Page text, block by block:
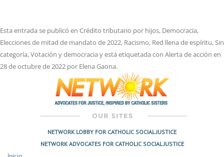
Esta entrada se publicó en Crédito tributario por hijos, Democracia,
Elecciones de mitad de mandato de 2022, Racismo, Red llena de espíritu,Sin
categoría,Votación y democracia y está etiquetada con Alerta de acción en
28 de octubre de 2022 por Elena Gaona.
NETWORK LOBBY FOR CATHOLIC SOCIAL JUSTICE
NETWORK ADVOCATES FOR CATHOLIC SOCIAL JUSTICE